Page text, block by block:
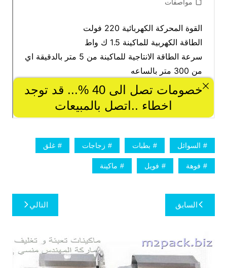
السوائل بطبات زجاجات غلق
فوهة فويل ماكينة
تصفّح
المقالات
السابق التالي